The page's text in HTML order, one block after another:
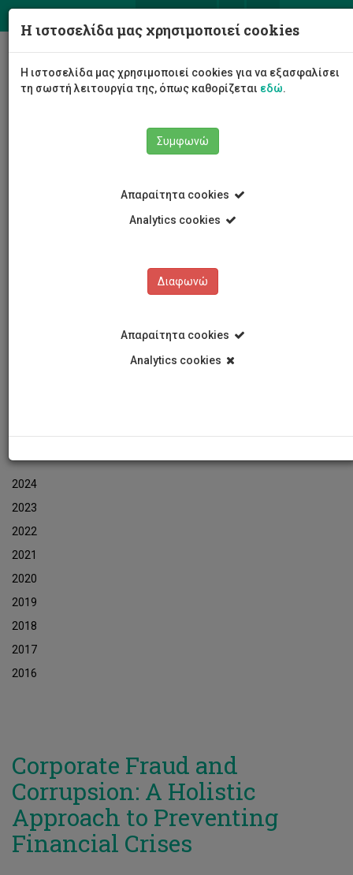
2024
2023
2022
2021
2020
2019
2018
2017
2016
Corporate Fraud and
Corrupsion: A Holistic
Approach to Preventing
Financial Crises
Η ιστοσελίδα μας χρησιμοποιεί cookies
Η ιστοσελίδα μας χρησιμοποιεί cookies για να εξασφαλίσει
τη σωστή λειτουργία της, όπως καθορίζεται εδώ.
Συμφωνώ
Απαραίτητα cookies
Analytics cookies
Διαφωνώ
Απαραίτητα cookies
Analytics cookies